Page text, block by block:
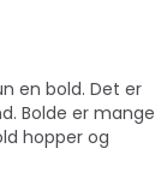
en bold. Det er
Bolde er mange
hopper og